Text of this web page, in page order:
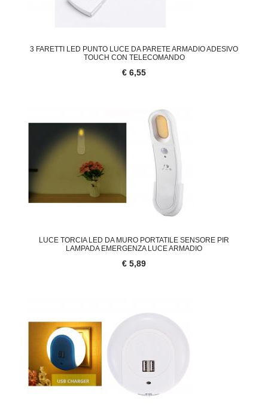
3 FARETTI LED PUNTO LUCE DA PARETE ARMADIO ADESIVO
TOUCH CON TELECOMANDO
€ 6,55
LUCE TORCIA LED DA MURO PORTATILE SENSORE PIR
LAMPADA EMERGENZA LUCE ARMADIO
€ 5,89